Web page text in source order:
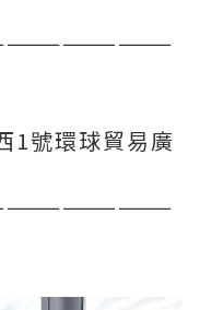
1號環球貿易廣